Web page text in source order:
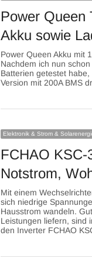
Power Queen
Akku sowie
Power Queen Akku mit
Nachdem ich nun
Batterien getestet
Version mit 200A BMS
Elektronik & Strom &
FCHAO
Notstrom,
Mit einem
sich niedrige
Hausstrom wandeln.
Leistungen liefern, sind
den Inverter FCHAO